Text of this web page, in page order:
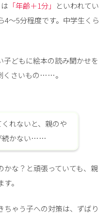
「年齢＋1分」
といわれてい
4～5分程度です。中学生くら
どもに絵本の読み聞かせを
くさいもの……。
れないと、親のや
続かない……
かな？と頑張っていても、親
。
ゃう子への対策は、ずばり